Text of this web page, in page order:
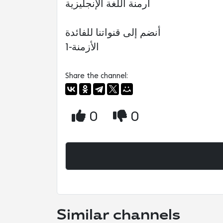
أرمنة اللغة الإنجليزية
أنضم إلى قنواتنا للفائدة
1-الأزمنة
Share the channel:
0 0
Similar channels